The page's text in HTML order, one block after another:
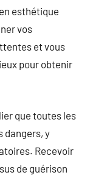
esthétique
vos
et vous
pour obtenir
que toutes les
dangers, y
Recevoir
de guérison